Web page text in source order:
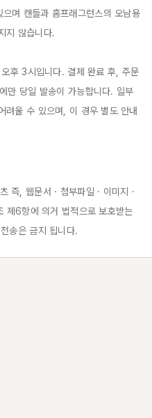
며 캔들과 홈프래그런스의 오남용
지 않습니다.
후 3시입니다. 결제 완료 후, 주문
만 당일 발송이 가능합니다. 일부
려울 수 있으며, 이 경우 별도 안내
즉, 웹문서 · 첨부파일 · 이미지 ·
제6항에 의거 법적으로 보호받는
송은 금지 됩니다.